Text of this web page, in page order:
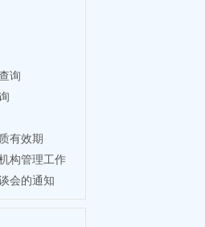
询
有效期
构管理工作
会的通知